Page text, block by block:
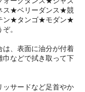
ス★ベリーダンス★競
ン★タンゴ★モダン★
。
、表面に油分が付着
巾などで拭き取って下
サードなど足首やか